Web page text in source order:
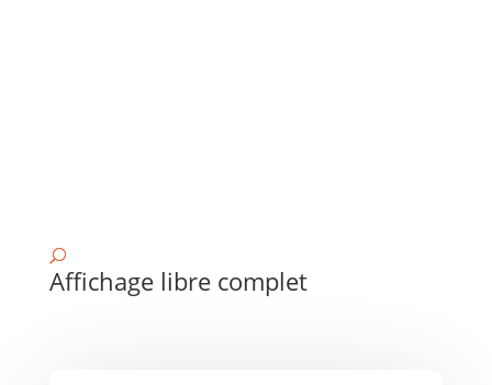
Affichage libre complet